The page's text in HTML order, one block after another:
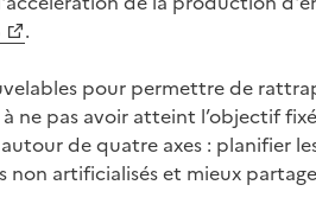
.
pour permettre de
ne pas avoir atteint l’objectif
de quatre axes : planifier
artificialisés et mieux